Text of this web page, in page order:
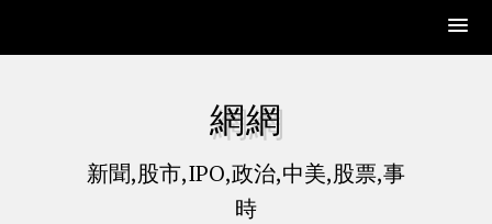
網網
新聞,股市,IPO,政治,中美,股票,事
時